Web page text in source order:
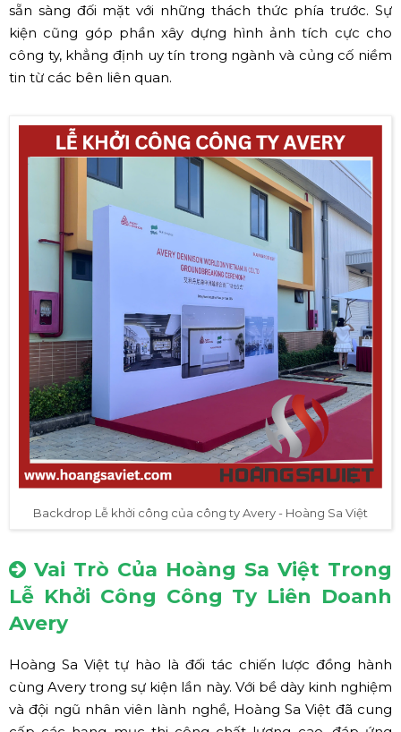
sẵn sàng đối mặt với những thách thức phía trước. Sự
kiện cũng góp phần xây dựng hình ảnh tích cực cho
công ty, khẳng định uy tín trong ngành và củng cố niềm
tin từ các bên liên quan.
Backdrop Lễ khởi công của công ty Avery - Hoàng Sa Việt
Vai Trò Của Hoàng Sa Việt Trong
Lễ Khởi Công Công Ty Liên Doanh
Avery
Hoàng Sa Việt tự hào là đối tác chiến lược đồng hành
cùng Avery trong sự kiện lần này. Với bề dày kinh nghiệm
và đội ngũ nhân viên lành nghề, Hoàng Sa Việt đã cung